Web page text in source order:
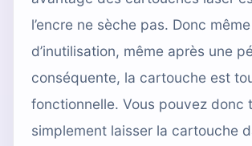
l’encre ne sèche pas. Donc
d’inutilisation, même après une
conséquente, la cartouche est
fonctionnelle. Vous pouvez donc
simplement laisser la cartouche